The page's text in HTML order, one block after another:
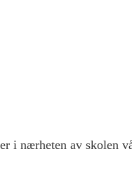
i nærheten av skolen